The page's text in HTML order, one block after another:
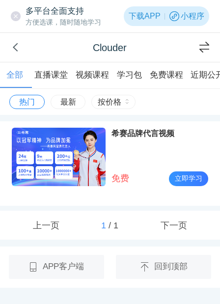
多平台全面支持
方便选课，随时随地学习
下载APP 小程序
Clouder
全部 直播课堂 视频课程 学习包 免费课程 近期公
热门 最新 按价格
希赛品牌代言视频
免费 立即学习
上一页 1/ 1 下一页
APP客户端 回到顶部